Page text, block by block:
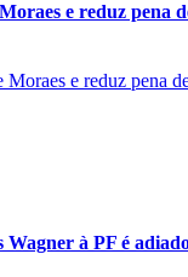
e reduz pena
Wagner à PF é